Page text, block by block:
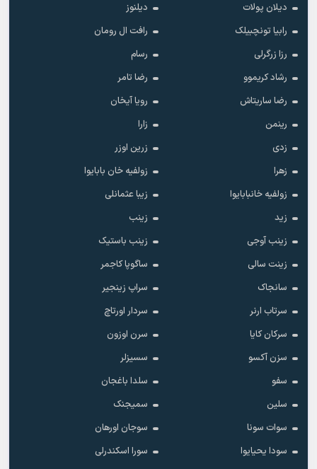
دیلان پولات
دیلنوز
رابیا تونچبیلک
رافت ال رومان
رزا زرگرلی
رسام
رشاد کریموو
رضا تامر
رضا ساریتاش
رویا آیخان
رینمن
زارا
زدی
زرین اوزر
زهرا
زولفیه خان بابایوا
زولفیه خانبابایوا
زیبا عثمانلی
زید
زینب
زینب آوجی
زینب باستیک
زینت سالی
ساگوپا کاجمر
سانجاک
سراپ زینجیر
سرتاب ارنر
سردار اورتاچ
سرکان کایا
سرن اوزون
سزن آکسو
سسیزلر
سفو
سلدا باغجان
سلین
سمیجنک
سوات سونا
سوجان اورهان
سودا یحیایوا
سورا اسکندرلی